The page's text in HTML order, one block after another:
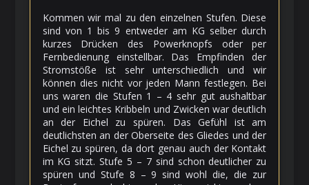
Kommen wir mal zu den einzelnen Stufen. Diese
sind von 1 bis 9 entweder am KG selber durch
kurzes Drücken des Powerknopfs oder per
Fernbedienung einstellbar. Das Empfinden der
Stromstöße ist sehr unterschiedlich und wir
können dies nicht vor jeden Mann festlegen. Bei
uns waren die Stufen 1 – 4 sehr gut aushaltbar
und ein leichtes Kribbeln und Zwicken war deutlich
an der Eichel zu spüren. Das Gefühl ist am
deutlichsten an der Oberseite des Gliedes und der
Eichel zu spüren, da dort genau auch der Kontakt
im KG sitzt. Stufe 5 – 7 sind schon deutlicher zu
spüren und Stufe 8 – 9 sind wohl die, die zur